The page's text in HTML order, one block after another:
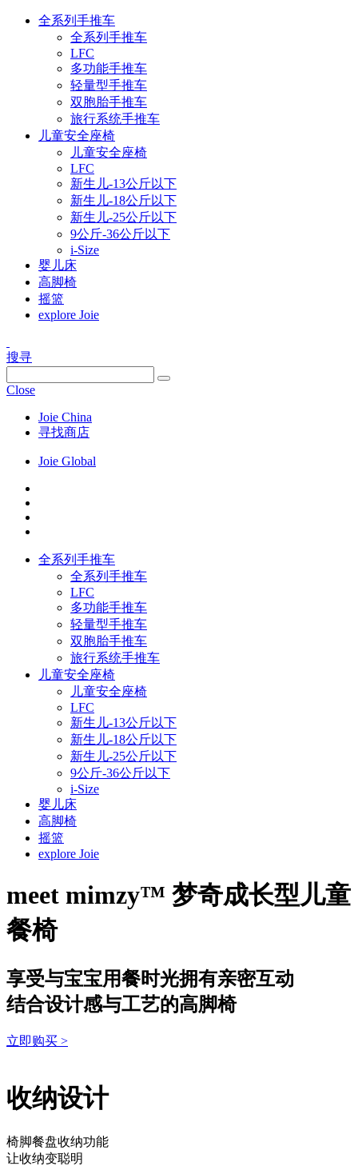
全系列手推车
全系列手推车
LFC
多功能手推车
轻量型手推车
双胞胎手推车
旅行系统手推车
儿童安全座椅
儿童安全座椅
LFC
新生儿-13公斤以下
新生儿-18公斤以下
新生儿-25公斤以下
9公斤-36公斤以下
i-Size
婴儿床
高脚椅
摇篮
explore Joie
搜寻
Close
Joie China
寻找商店
Joie Global
全系列手推车
全系列手推车
LFC
多功能手推车
轻量型手推车
双胞胎手推车
旅行系统手推车
儿童安全座椅
儿童安全座椅
LFC
新生儿-13公斤以下
新生儿-18公斤以下
新生儿-25公斤以下
9公斤-36公斤以下
i-Size
婴儿床
高脚椅
摇篮
explore Joie
meet mimzy™ 梦奇成长型儿童
餐椅
享受与宝宝用餐时光拥有亲密互动
结合设计感与工艺的高脚椅
立即购买 >
收纳设计
椅脚餐盘收纳功能
让收纳变聪明